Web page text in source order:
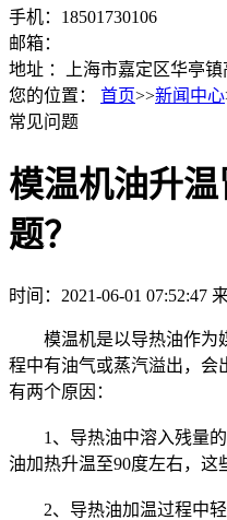
手机：18501730106
邮箱：
地址 ：上海市嘉定区华亭镇
您的位置：
首页>>新闻中心
常见问题
模温机油升
题？
时间：2021-06-01 07:52:47
模温机是以导热油作为
程中有油气或蒸汽溢出，会
有两个原因：
1、导热油中溶入残量的
油加热升温至90度左右，这
2、导热油加温过程中轻